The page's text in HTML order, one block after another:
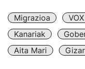
Migrazioa VOX
Kanariak
Aita Mari